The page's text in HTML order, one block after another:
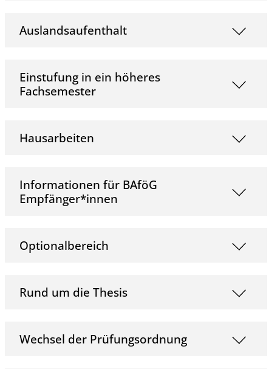
Auslandsaufenthalt
Einstufung in ein höheres
Fachsemester
Hausarbeiten
Informationen für BAföG
Empfänger*innen
Optionalbereich
Rund um die Thesis
Wechsel der Prüfungsordnung